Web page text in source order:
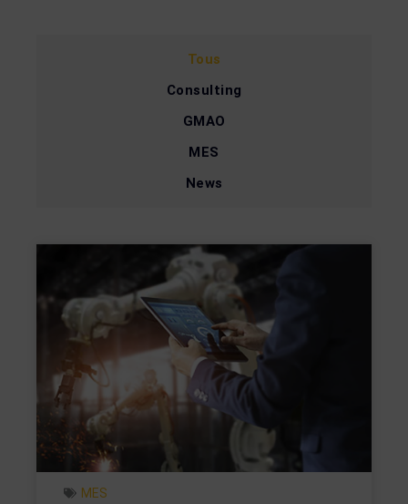
Consulting
GMAO
MES
News
Tous
MES
PagePage Page